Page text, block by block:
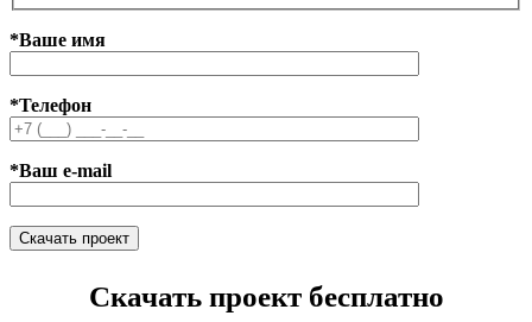
*Ваше имя
*Телефон
*Ваш e-mail
Скачать проект бесплатно